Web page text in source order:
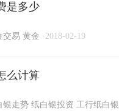
粤贵银知识
是多少
交易 黄金 · 2018-02-19
么计算
银走势 纸白银投资 工行纸白银